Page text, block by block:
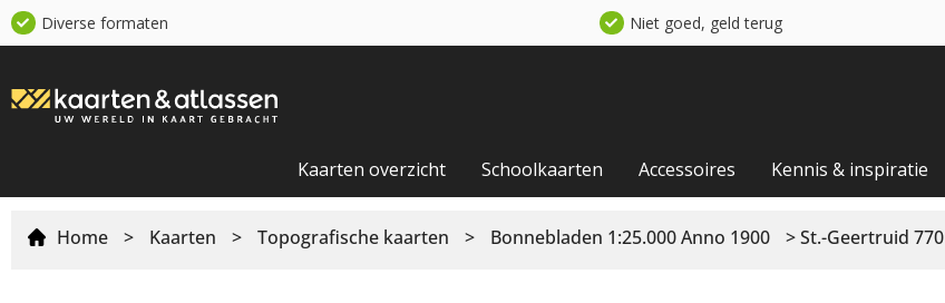
Diverse formaten Niet goed, geld terug
Kaarten overzicht Schoolkaarten Accessoires Kennis & inspiratie
Home > Kaarten > Topografische kaarten > Bonnebladen 1:25.000 Anno 1900 > St.-Geertruid 770